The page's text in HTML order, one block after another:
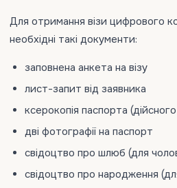
Для отримання візи цифрового
необхідні такі документи:
заповнена анкета на візу
лист-запит від заявника
ксерокопія паспорта
дві фотографії на паспорт
свідоцтво про шлюб (для
свідоцтво про народження